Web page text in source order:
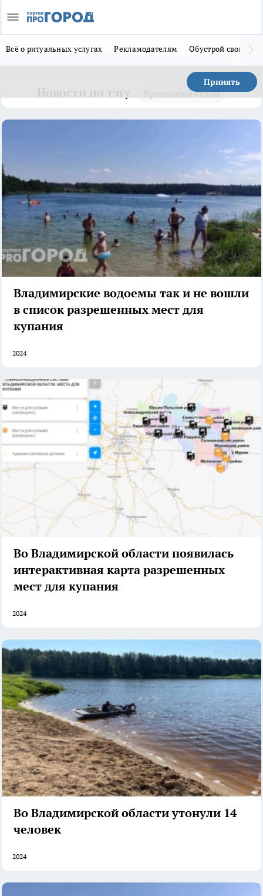
Всё о ритуальных услугах Рекламодателям Обустрой свой дом
Принять
Купальный сезон
Владимирские водоемы так и не вошли
в список разрешенных мест для
купания
2024
Во Владимирской области появилась
интерактивная карта разрешенных
мест для купания
2024
Во Владимирской области утонули 14
человек
2024